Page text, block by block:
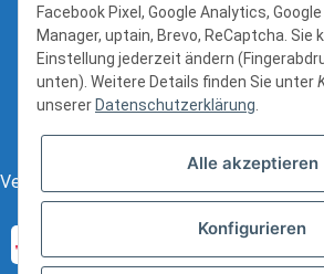
Versand:
Facebook Pixel, Google Analytics,
Manager, uptain, Brevo, ReCaptcha. Sie
Einstellung jederzeit ändern
unten). Weitere Details finden Sie unter
unserer Datenschutzerklärung.
Alle akzeptieren
Konfigurieren